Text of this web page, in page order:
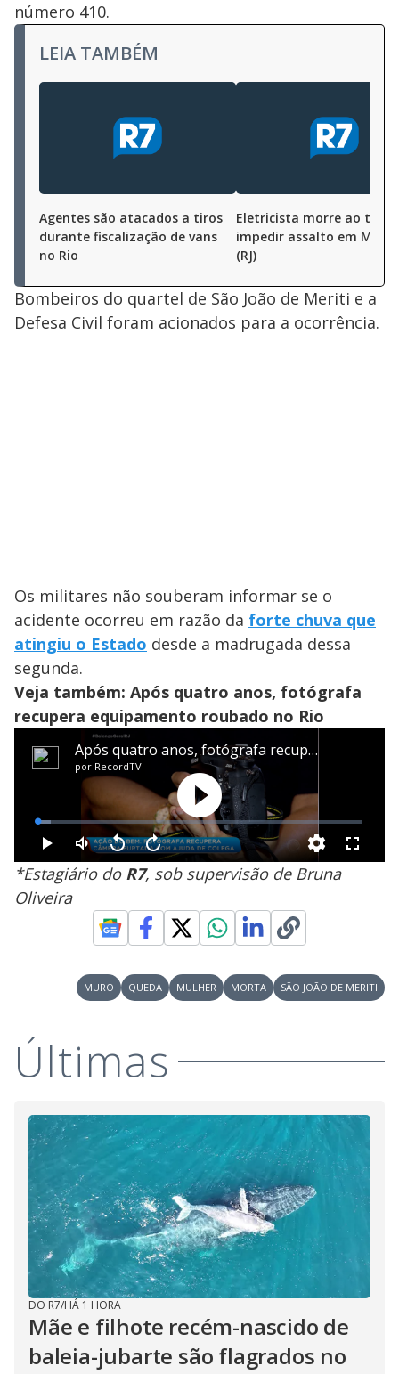
número 410.
LEIA TAMBÉM
Agentes são atacados a tiros
durante fiscalização de vans
no Rio
Eletricista morre ao
impedir assalto em
(RJ)
Bombeiros do quartel de São João de Meriti e a
Defesa Civil foram acionados para a ocorrência.
Os militares não souberam informar se o
acidente ocorreu em razão da forte chuva que
atingiu o Estado desde a madrugada dessa
segunda.
Veja também: Após quatro anos, fotógrafa
recupera equipamento roubado no Rio
*Estagiário do R7, sob supervisão de Bruna
Oliveira
MURO QUEDA MULHER MORTA SÃO JOÃO DE MERITI
Últimas
DO R7/HÁ 1 HORA
Mãe e filhote recém-nascido de
baleia-jubarte são flagrados no